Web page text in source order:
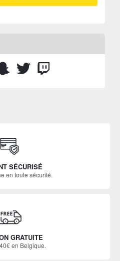
SÉCURISÉ
en toute sécurité.
GRATUITE
en Belgique.